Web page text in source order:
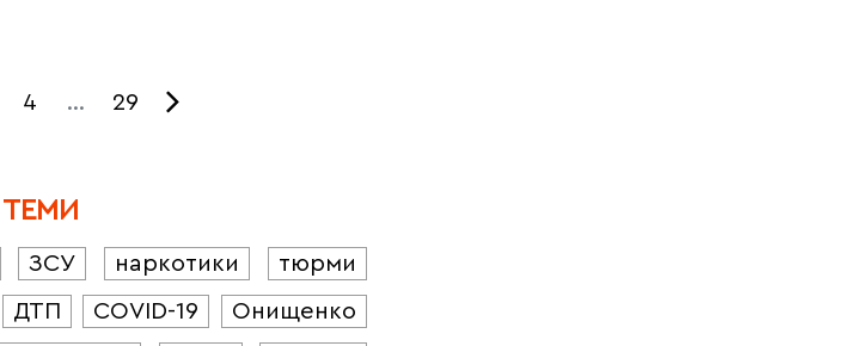
4 … 29
ТЕМИ
ЗСУ наркотики
тюрми
ДТП COVID-19
Онищенко